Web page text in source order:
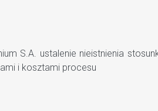
S.A. ustalenie nieistnienia
i kosztami procesu